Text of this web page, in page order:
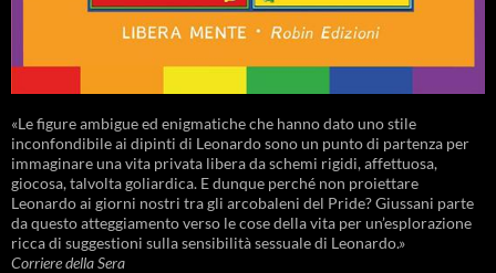
«Le figure ambigue ed enigmatiche che hanno dato uno stile
inconfondibile ai dipinti di Leonardo sono un punto di partenza per
immaginare una vita privata libera da schemi rigidi, affettuosa,
giocosa, talvolta goliardica. E dunque perché non proiettare
Leonardo ai giorni nostri tra gli arcobaleni del Pride? Giussani parte
da questo atteggiamento verso le cose della vita per un’esplorazione
ricca di suggestioni sulla sensibilità sessuale di Leonardo.»
Corriere della Sera